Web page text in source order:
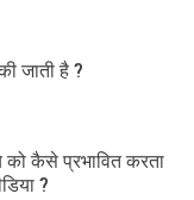
जाती है ?
को कैसे प्रभावित करता
?